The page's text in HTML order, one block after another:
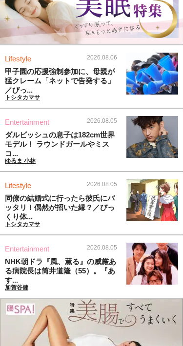
Lifestyle 2026.08.06
甲子園の応援強制参加に、母親が
猛クレーム「ネットで告発する」
／びっ...
トシタカマサ
Entertainment 2026.08.05
ダルビッシュの息子は182cm世界
モデル！ ラウンドガールやミス
コ...
ゆるま 小林
Lifestyle 2026.08.05
同僚の結婚式に行ったら彼氏にバ
ッタリ！偶然が招いた縁？／びっ
くり体...
トシタカマサ
Entertainment 2026.08.05
NHK朝ドラ『風、薫る』の威厳あ
る病院長は筒井道隆（55）。『あ
す...
加賀谷健